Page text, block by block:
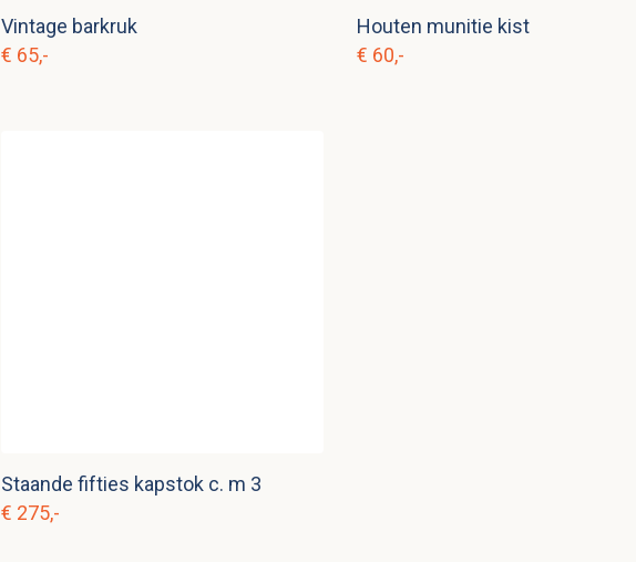
Vintage barkruk
€ 65,-
Houten munitie kist
€ 60,-
Staande fifties kapstok c. m 3
€ 275,-